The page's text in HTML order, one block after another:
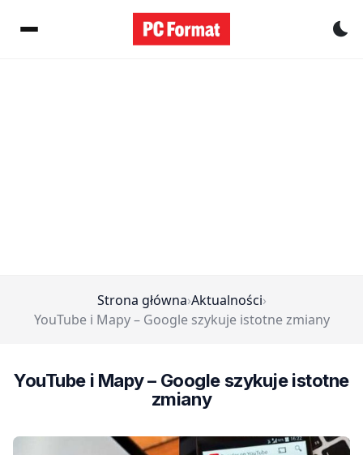
Strona główna›Aktualności›
YouTube i Mapy – Google szykuje istotne zmiany
YouTube i Mapy – Google szykuje istotne
zmiany